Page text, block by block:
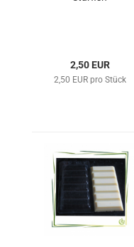
2,50 EUR
2,50 EUR pro Stück